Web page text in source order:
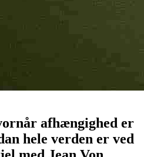
afhængighed er
hele verden er ved